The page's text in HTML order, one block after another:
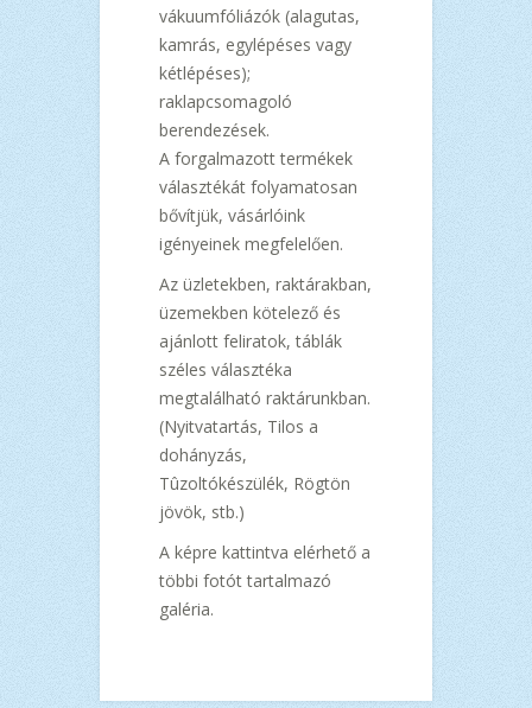
vákuumfóliázók (alagutas,
kamrás, egylépéses vagy
kétlépéses);
raklapcsomagoló
berendezések.
A forgalmazott termékek
választékát folyamatosan
bővítjük, vásárlóink
igényeinek megfelelően.
Az üzletekben, raktárakban,
üzemekben kötelező és
ajánlott feliratok, táblák
széles választéka
megtalálható raktárunkban.
(Nyitvatartás, Tilos a
dohányzás,
Tûzoltókészülék, Rögtön
jövök, stb.)
A képre kattintva elérhető a
többi fotót tartalmazó
galéria.